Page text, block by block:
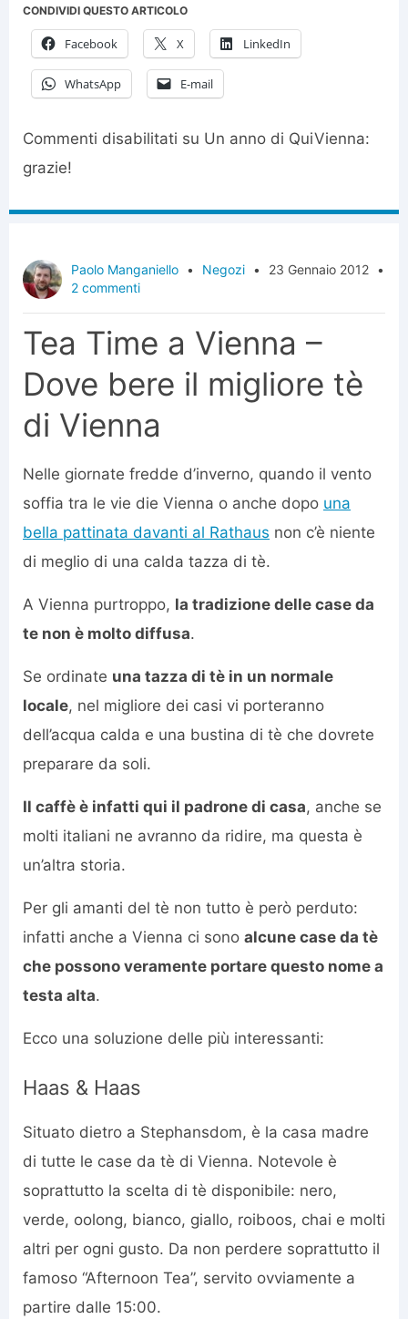
CONDIVIDI QUESTO ARTICOLO
Facebook X LinkedIn
WhatsApp E-mail
Commenti disabilitati su Un anno di QuiVienna:
grazie!
Paolo Manganiello • Negozi • 23 Gennaio 2012 •
2 commenti
Tea Time a Vienna –
Dove bere il migliore tè
di Vienna
Nelle giornate fredde d’inverno, quando il vento
soffia tra le vie die Vienna o anche dopo una
bella pattinata davanti al Rathaus non c’è niente
di meglio di una calda tazza di tè.
A Vienna purtroppo, la tradizione delle case da
te non è molto diffusa.
Se ordinate una tazza di tè in un normale
locale, nel migliore dei casi vi porteranno
dell’acqua calda e una bustina di tè che dovrete
preparare da soli.
Il caffè è infatti qui il padrone di casa, anche se
molti italiani ne avranno da ridire, ma questa è
un’altra storia.
Per gli amanti del tè non tutto è però perduto:
infatti anche a Vienna ci sono alcune case da tè
che possono veramente portare questo nome a
testa alta.
Ecco una soluzione delle più interessanti:
Haas & Haas
Situato dietro a Stephansdom, è la casa madre
di tutte le case da tè di Vienna. Notevole è
soprattutto la scelta di tè disponibile: nero,
verde, oolong, bianco, giallo, roiboos, chai e molti
altri per ogni gusto. Da non perdere soprattutto il
famoso “Afternoon Tea”, servito ovviamente a
partire dalle 15:00.